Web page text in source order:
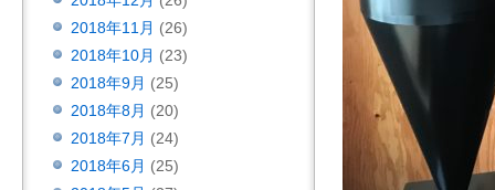
2018年11月 (26)
2018年10月 (23)
2018年9月 (25)
2018年8月 (20)
2018年7月 (24)
2018年6月 (25)